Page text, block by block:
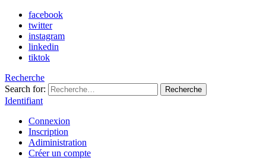
facebook
twitter
instagram
linkedin
tiktok
Recherche
Search for:
Recherche
Identifiant
Connexion
Inscription
Adiministration
Créer un compte